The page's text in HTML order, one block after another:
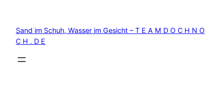
springen
Sand im Schuh, Wasser im Gesicht – T E A M D O C H N O
C H . D E